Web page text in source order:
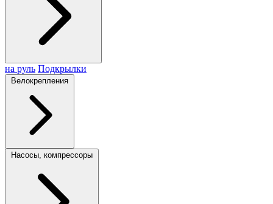
на руль Подкрылки
Велокрепления
Насосы, компрессоры